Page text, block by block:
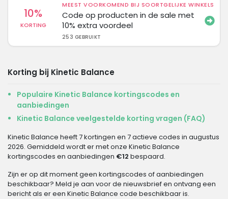
10%
KORTING
MEEST VOORKOMEND BIJ SOORTGELIJKE WINKELS
Code op producten in de sale met
10% extra voordeel
253 GEBRUIKT
Korting bij Kinetic Balance
Populaire Kinetic Balance kortingscodes en
aanbiedingen
Kinetic Balance veelgestelde korting vragen (FAQ)
Kinetic Balance heeft 7 kortingen en 7 actieve codes in augustus
2026. Gemiddeld wordt er met onze Kinetic Balance
kortingscodes en aanbiedingen €12 bespaard.
Zijn er op dit moment geen kortingscodes of aanbiedingen
beschikbaar? Meld je aan voor de nieuwsbrief en ontvang een
bericht als er een Kinetic Balance code beschikbaar is.